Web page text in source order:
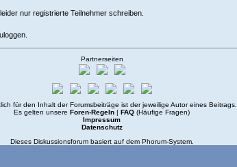
nur registrierte Teilnehmer schreiben.
Partnerseiten
für den Inhalt der Forumsbeiträge ist der jeweilige Autor eines Beitrags.
Es gelten unsere Foren-Regeln FAQ (Häufige Fragen)
Impressum
Datenschutz
Dieses Diskussionsforum basiert auf dem Phorum-System.